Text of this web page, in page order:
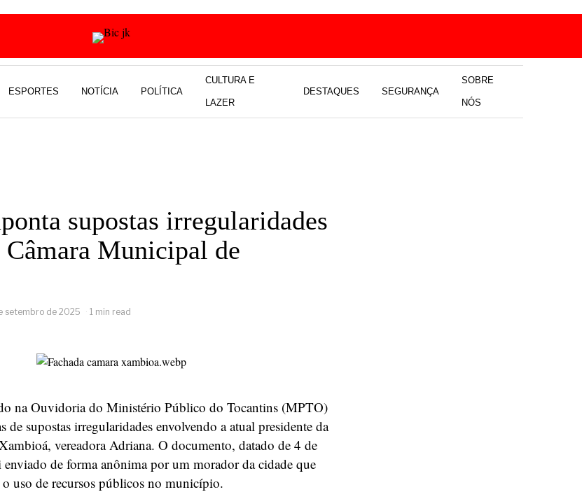
ESPORTES NOTÍCIA POLÍTICA
CULTURA E
LAZER
DESTAQUES SEGURANÇA
SOBRE
NÓS
supostas irregularidades
Câmara Municipal de
setembro de 2025 1 min read
na Ouvidoria do Ministério Público do Tocantins (MPTO)
de supostas irregularidades envolvendo a atual presidente da
vereadora Adriana. O documento, datado de 4 de
de forma anônima por um morador da cidade que
o uso de recursos públicos no município.